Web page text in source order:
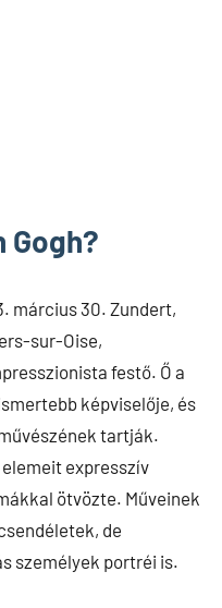
Gogh?
március 30. Zundert,
sur-Oise,
festő. Ő a
képviselője, és
tartják.
expresszív
ötvözte. Műveinek
de
személyek portréi is.